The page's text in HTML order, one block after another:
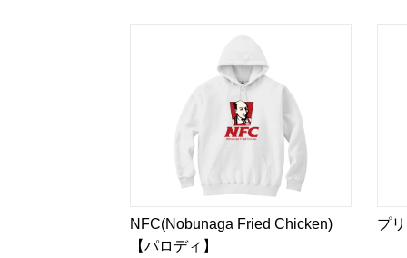
NFC(Nobunaga Fried Chicken)
【パロディ】
プ